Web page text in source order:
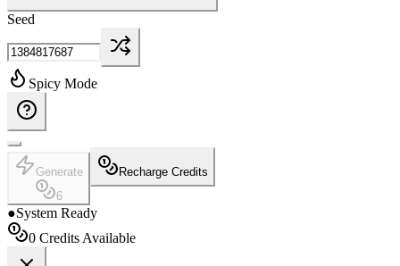
Seed
Spicy Mode
Generate
6
Recharge Credits
●System Ready
0 Credits Available